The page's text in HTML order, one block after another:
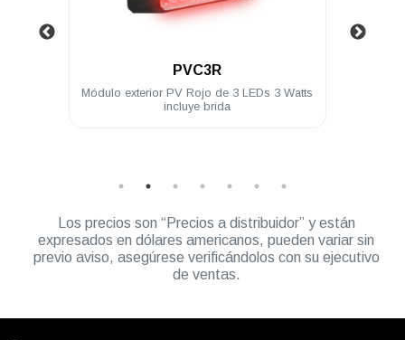
PVC4A
Módulo para exterior PV Ámbar c/4 LED
c/selector de patrones 3W 12/24 VDC
Los precios son “Precios a distribuidor” y están
expresados en dólares americanos, pueden variar sin
previo aviso, asegúrese verificándolos con su ejecutivo
de ventas.